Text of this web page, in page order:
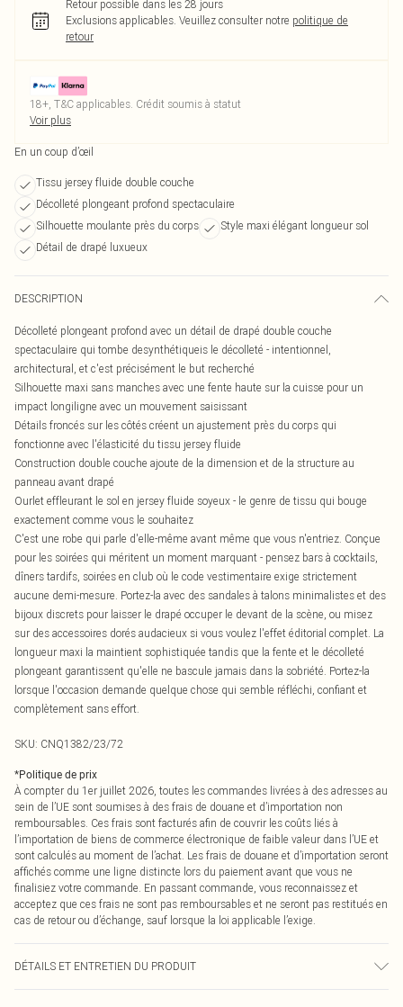
Retour possible dans les 28 jours
Exclusions applicables. Veuillez consulter notre politique de
retour
18+, T&C applicables. Crédit soumis à statut
Voir plus
En un coup d’œil
Tissu jersey fluide double couche
Décolleté plongeant profond spectaculaire
Silhouette moulante près du corps
Style maxi élégant longueur sol
Détail de drapé luxueux
DESCRIPTION
Décolleté plongeant profond avec un détail de drapé double couche
spectaculaire qui tombe desynthétiqueis le décolleté - intentionnel,
architectural, et c'est précisément le but recherché
Silhouette maxi sans manches avec une fente haute sur la cuisse pour un
impact longiligne avec un mouvement saisissant
Détails froncés sur les côtés créent un ajustement près du corps qui
fonctionne avec l'élasticité du tissu jersey fluide
Construction double couche ajoute de la dimension et de la structure au
panneau avant drapé
Ourlet effleurant le sol en jersey fluide soyeux - le genre de tissu qui bouge
exactement comme vous le souhaitez
C'est une robe qui parle d'elle-même avant même que vous n'entriez. Conçue
pour les soirées qui méritent un moment marquant - pensez bars à cocktails,
dîners tardifs, soirées en club où le code vestimentaire exige strictement
aucune demi-mesure. Portez-la avec des sandales à talons minimalistes et des
bijoux discrets pour laisser le drapé occuper le devant de la scène, ou misez
sur des accessoires dorés audacieux si vous voulez l'effet éditorial complet. La
longueur maxi la maintient sophistiquée tandis que la fente et le décolleté
plongeant garantissent qu'elle ne bascule jamais dans la sobriété. Portez-la
lorsque l'occasion demande quelque chose qui semble réfléchi, confiant et
complètement sans effort.
SKU: CNQ1382/23/72
*Politique de prix
À compter du 1er juillet 2026, toutes les commandes livrées à des adresses au
sein de l’UE sont soumises à des frais de douane et d’importation non
remboursables. Ces frais sont facturés afin de couvrir les coûts liés à
l’importation de biens de commerce électronique de faible valeur dans l’UE et
sont calculés au moment de l’achat. Les frais de douane et d’importation seront
affichés comme une ligne distincte lors du paiement avant que vous ne
finalisiez votre commande. En passant commande, vous reconnaissez et
acceptez que ces frais ne sont pas remboursables et ne seront pas restitués en
cas de retour ou d’échange, sauf lorsque la loi applicable l’exige.
DÉTAILS ET ENTRETIEN DU PRODUIT